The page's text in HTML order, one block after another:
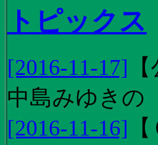
トピックス
[2016-11-17] 【
中島みゆきの
[2016-11-16] 【